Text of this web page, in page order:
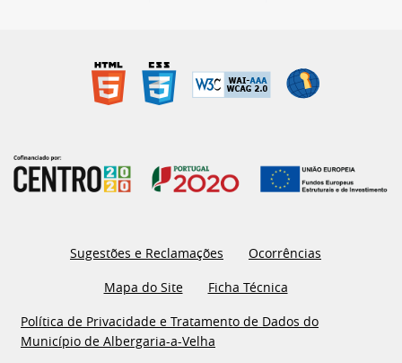
Sugestões e Reclamações
Ocorrências
Mapa do Site
Ficha Técnica
Política de Privacidade e Tratamento de Dados do
Município de Albergaria-a-Velha